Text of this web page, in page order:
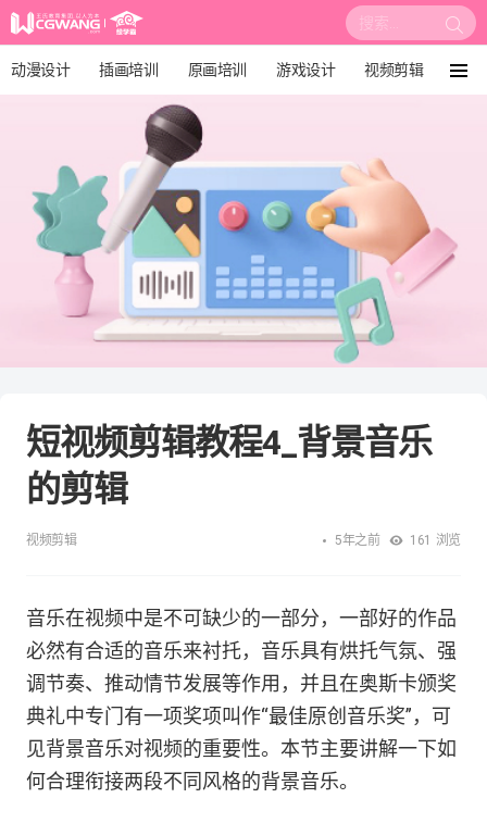
搜
索:
动漫设计 插画培训 原画培训 游戏设计 视频剪辑
3D建模
漫画设计 绘画教程 板绘培训
短视频剪辑教程4_背景音乐
的剪辑
视频剪辑 5年之前 161 浏览
音乐在视频中是不可缺少的一部分，一部好的作品
必然有合适的音乐来衬托，音乐具有烘托气氛、强
调节奏、推动情节发展等作用，并且在奥斯卡颁奖
典礼中专门有一项奖项叫作“最佳原创音乐奖”，可
见背景音乐对视频的重要性。本节主要讲解一下如
何合理衔接两段不同风格的背景音乐。